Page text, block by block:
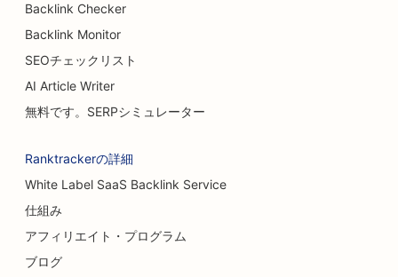
Backlink Checker
Backlink Monitor
SEOチェックリスト
AI Article Writer
無料です。SERPシミュレーター
Ranktrackerの詳細
White Label SaaS Backlink Service
仕組み
アフィリエイト・プログラム
ブログ